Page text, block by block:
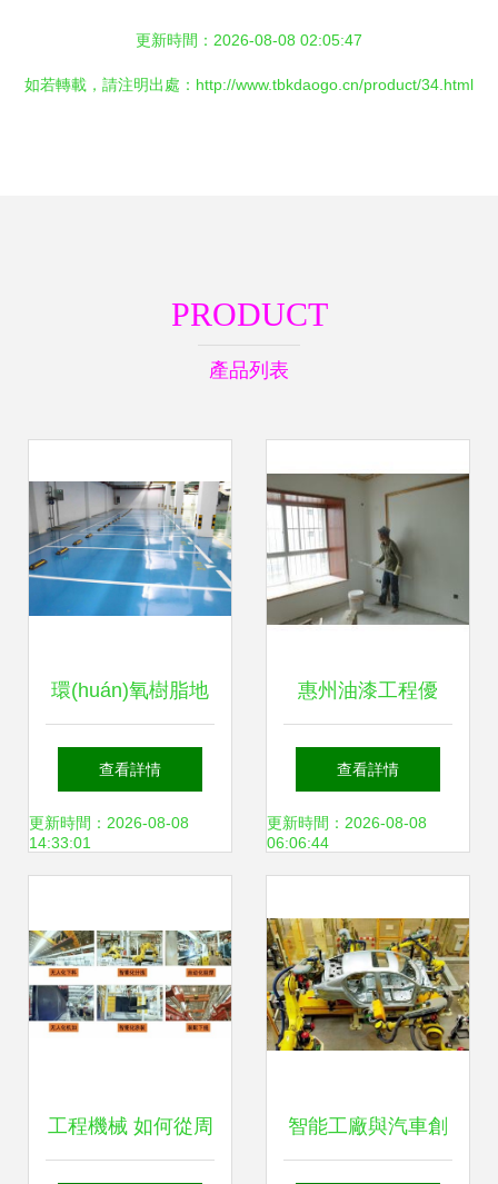
更新時間：2026-08-08 02:05:47
如若轉載，請注明出處：http://www.tbkdaogo.cn/product/34.html
PRODUCT
產品列表
環(huán)氧樹脂地
板漆工程涂裝施工
詳解
查看詳情
更新時間：2026-08-08
14:33:01
惠州油漆工程優
(yōu)選指南 專業
(yè)涂裝，信賴勇
查看詳情
更新時間：2026-08-08
06:06:44
工程機械 如何從周 智能工廠與汽車創